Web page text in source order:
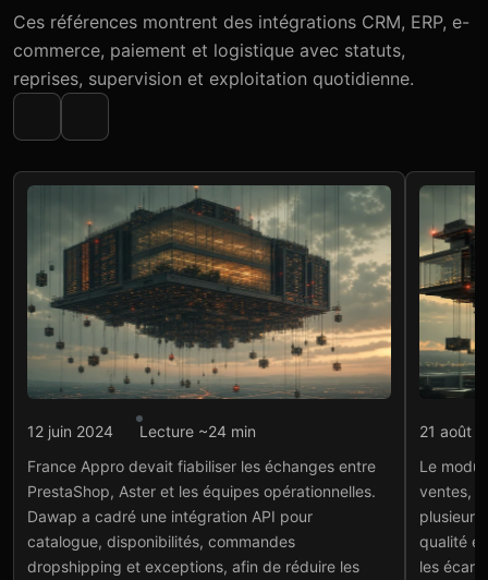
Ces références montrent des intégrations CRM, ERP, e-
commerce, paiement et logistique avec statuts,
reprises, supervision et exploitation quotidienne.
Intégration API
intégration PrestaShop
et Aster
Voir le projet→
12 juin 2024
Lecture ~24 min
France Appro devait fiabiliser les échanges entre
PrestaShop, Aster et les équipes opérationnelles.
Dawap a cadré une intégration API pour
catalogue, disponibilités, commandes
dropshipping et exceptions, afin de réduire les
21 août
Le
ventes,
qualité
les